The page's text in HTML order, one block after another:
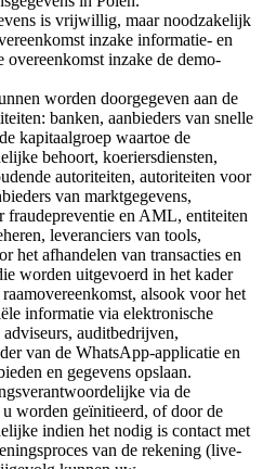
is vrijwillig, maar noodzakelijk
inzake informatie- en
overeenkomst inzake de demo-
worden doorgegeven aan de
banken, aanbieders van snelle
kapitaalgroep waartoe de
behoort, koeriersdiensten,
autoriteiten, autoriteiten voor
van marktgegevens,
fraudepreventie en AML, entiteiten
leveranciers van tools,
het afhandelen van transacties en
worden uitgevoerd in het kader
alsook voor het
informatie via elektronische
auditbedrijven,
van de WhatsApp-applicatie en
en gegevens opslaan.
via de
worden geïnitieerd, of door de
indien het nodig is contact met
van de rekening (live-